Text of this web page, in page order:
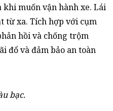
khi muốn vận hành xe. Lái
từ xa. Tích hợp với cụm
hồi và chống trộm
đổ và đảm bảo an toàn
bạc.